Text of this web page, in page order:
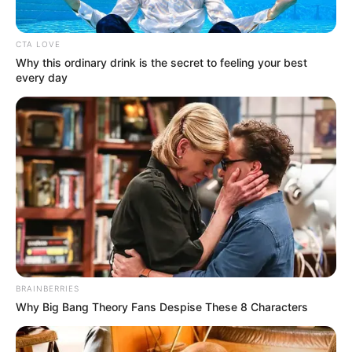
News
ΤΑ ΠΙΟ ΔΗΜΟΦΙΛΗ
CTA LOVE
Why this ordinary drink is the secret to feeling your best
every day
BRAINBERRIES
Why Big Bang Theory Fans Despise These 8 Characters